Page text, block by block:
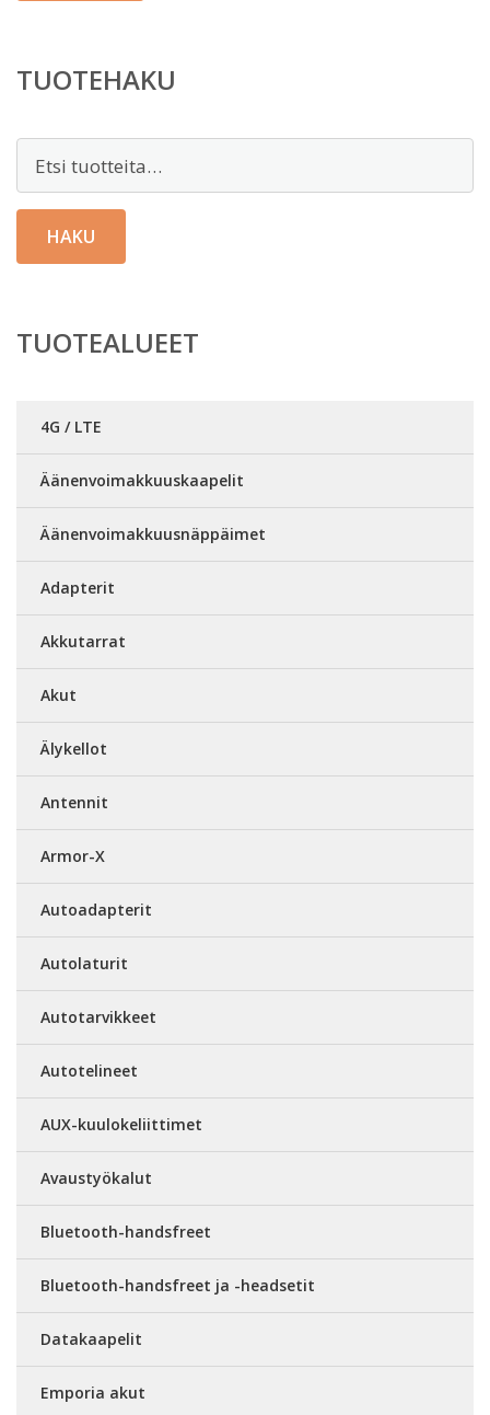
TUOTEHAKU
HAKU
TUOTEALUEET
4G / LTE
Äänenvoimakkuuskaapelit
Äänenvoimakkuusnäppäimet
Adapterit
Akkutarrat
Akut
Älykellot
Antennit
Armor-X
Autoadapterit
Autolaturit
Autotarvikkeet
Autotelineet
AUX-kuulokeliittimet
Avaustyökalut
Bluetooth-handsfreet
Bluetooth-handsfreet ja -headsetit
Datakaapelit
Emporia akut